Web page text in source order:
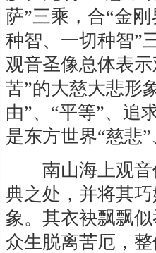
萨”三乘，合“金
种智、一切种智”
观音圣像总体表
苦”的大慈大悲形
由”、“平等”、追
是东方世界“慈悲
南山海上观音
典之处，并将其
象。其衣袂飘飘
众生脱离苦厄，